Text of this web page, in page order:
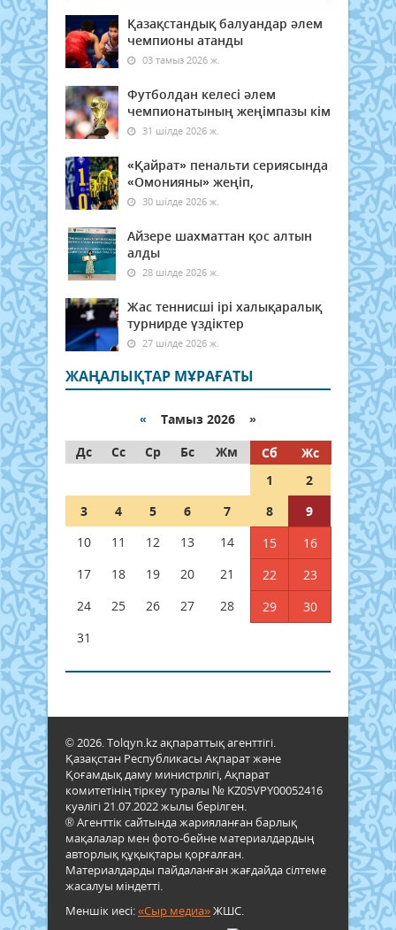
Қазақстандық балуандар әлем
чемпионы атанды
03 тамыз 2026 ж.
Футболдан келесі әлем
чемпионатының жеңімпазы кім
31 шілде 2026 ж.
«Қайрат» пенальти сериясында
«Омонияны» жеңіп,
30 шілде 2026 ж.
Айзере шахматтан қос алтын
алды
28 шілде 2026 ж.
Жас теннисші ірі халықаралық
турнирде үздіктер
27 шілде 2026 ж.
ЖАҢАЛЫҚТАР МҰРАҒАТЫ
« Тамыз 2026 »
Дс
Сс Ср Бс Жм Сб
Жс
1
2
3
4 5 6 7 8
9
10
11 12 13 14 15
16
17
18 19 20 21 22
23
24
25 26 27 28 29
30
31
© 2026. Tolqyn.kz ақпараттық агенттігі.
Қазақстан Республикасы Ақпарат және
Қоғамдық даму министрлігі, Ақпарат
комитетінің тіркеу туралы № KZ05VPY00052416
куәлігі 21.07.2022 жылы берілген.
® Агенттік сайтында жарияланған барлық
мақалалар мен фото-бейне материалдардың
авторлық құқықтары қорғалған.
Материалдарды пайдаланған жағдайда сілтеме
жасалуы міндетті.
Меншік иесі:«Сыр медиа»ЖШС.